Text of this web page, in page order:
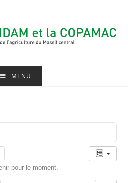
MENU
pour le moment.